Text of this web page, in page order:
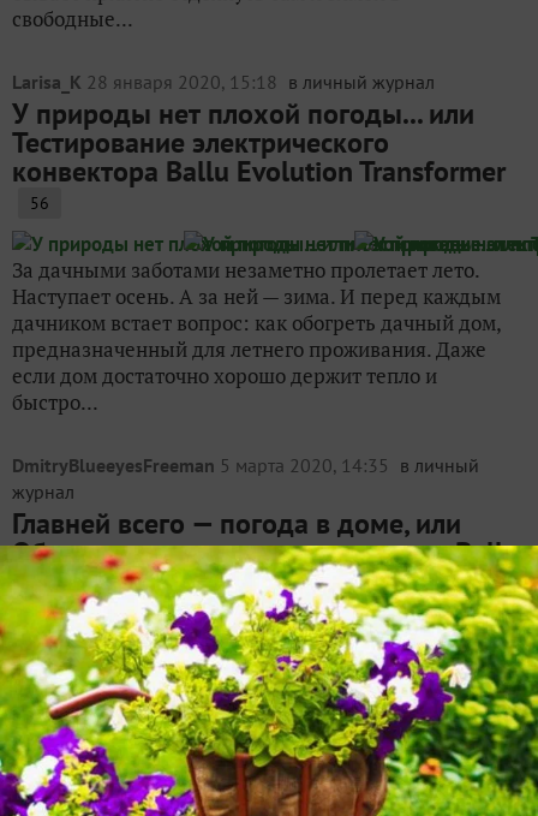
свободные...
Larisa_K 28 января 2020, 15:18 в личный журнал
У природы нет плохой погоды... или
Тестирование электрического
конвектора Ballu Evolution Transformer
56
За дачными заботами незаметно пролетает лето.
Наступает осень. А за ней — зима. И перед каждым
дачником встает вопрос: как обогреть дачный дом,
предназначенный для летнего проживания. Даже
если дом достаточно хорошо держит тепло и
быстро...
DmitryBlueeyesFreeman 5 марта 2020, 14:35 в личный
журнал
Главней всего — погода в доме, или
Обзор электрического конвектора Ballu
Evolution Transformer 2
Хорошо, когда отопление проведено, дома тепло и
уютно. А что делать, если нет центрального
отопления? Тогда на помощь приходят переносные
источники тепла. Такие, например, как
электрический конвектор Ballu Evolution
Transformer. Электрический...